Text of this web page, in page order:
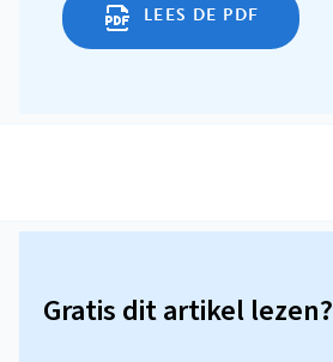
LEES DE PDF
Gratis dit artikel lezen?